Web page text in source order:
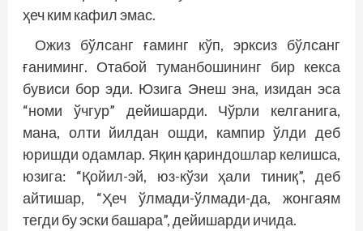
ҳеч ким кафил эмас.
Ожиз бўлсанг ғаминг кўп, эрксиз бўлсанг
ғаниминг. Отабой туманбошининг бир кекса
бувиси бор эди. Юзига Энеш эна, изидан эса
“номи ўчгур” дейишарди. Чўрли келганига,
мана, олти йилдан ошди, кампир ўлди деб
юришди одамлар. Яқин қариндошлар келишса,
юзига: “Қойил-эй, юз-кўзи ҳали тиниқ”, деб
айтишар, “Ҳеч ўлмади-ўлмади-да, жонгаям
тегди бу эски башара”, дейишарди ичида.